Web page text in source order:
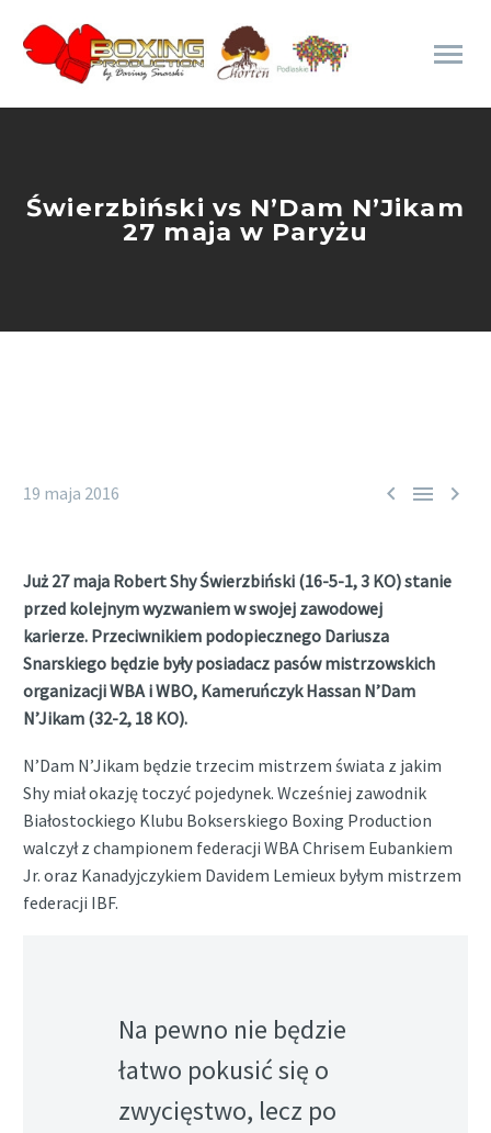
Świerzbiński vs N’Dam N’Jikam
27 maja w Paryżu
  
19 maja 2016
Już 27 maja Robert Shy Świerzbiński (16-5-1, 3 KO) stanie
przed kolejnym wyzwaniem w swojej zawodowej
karierze. Przeciwnikiem podopiecznego Dariusza
Snarskiego będzie były posiadacz pasów mistrzowskich
organizacji WBA i WBO, Kameruńczyk Hassan N’Dam
N’Jikam (32-2, 18 KO).
N’Dam N’Jikam będzie trzecim mistrzem świata z jakim
Shy miał okazję toczyć pojedynek. Wcześniej zawodnik
Białostockiego Klubu Bokserskiego Boxing Production
walczył z championem federacji WBA Chrisem Eubankiem
Jr. oraz Kanadyjczykiem Davidem Lemieux byłym mistrzem
federacji IBF.
Na pewno nie będzie
łatwo pokusić się o
zwycięstwo, lecz po